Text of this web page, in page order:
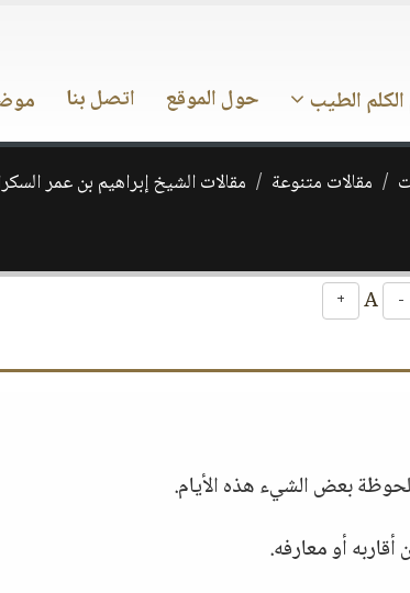
الطيب حول الموقع اتصل بنا
مقالات متنوعة مقالات الشيخ إبراهيم بن عمر
-
+
بعض الشيء هذه الأيام.
أو معارفه.